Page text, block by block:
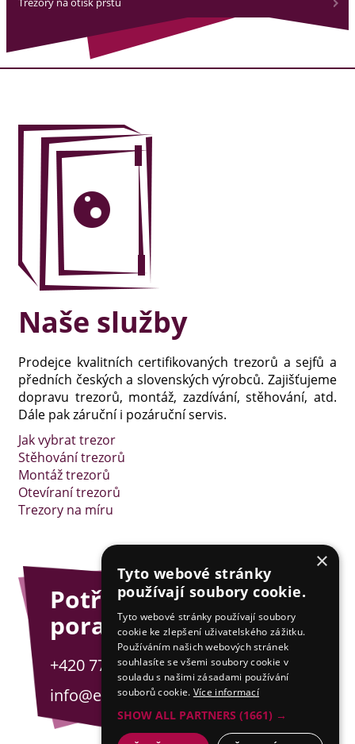
Naše služby
Prodejce kvalitních certifikovaných trezorů a sejfů a
předních českých a slovenských výrobců. Zajišťujeme
dopravu trezorů, montáž, zazdívání, stěhování, atd.
Dále pak záruční i pozáruční servis.
Jak vybrat trezor
Stěhování trezorů
Montáž trezorů
Otevíraní trezorů
Trezory na míru
Potřebujete
poradit?
+420 775 201 001
info@esejfy.net
×
Tyto webové stránky
používají soubory cookie.
Tyto webové stránky používají soubory
cookie ke zlepšení uživatelského zážitku.
Používáním našich webových stránek
souhlasíte se všemi soubory cookie v
souladu s našimi zásadami používání
souborů cookie. Více informací
SHOW ALL PARTNERS (1661) →